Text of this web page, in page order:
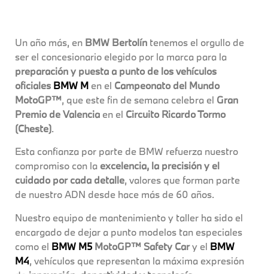
Un año más, en BMW Bertolín tenemos el orgullo de
ser el concesionario elegido por la marca para la
preparación y puesta a punto de los vehículos
oficiales BMW M en el Campeonato del Mundo
MotoGP™, que este fin de semana celebra el Gran
Premio de Valencia en el Circuito Ricardo Tormo
(Cheste).
Esta confianza por parte de BMW refuerza nuestro
compromiso con la excelencia, la precisión y el
cuidado por cada detalle, valores que forman parte
de nuestro ADN desde hace más de 60 años.
Nuestro equipo de mantenimiento y taller ha sido el
encargado de dejar a punto modelos tan especiales
como el BMW M5 MotoGP™ Safety Cary el BMW
M4, vehículos que representan la máxima expresión